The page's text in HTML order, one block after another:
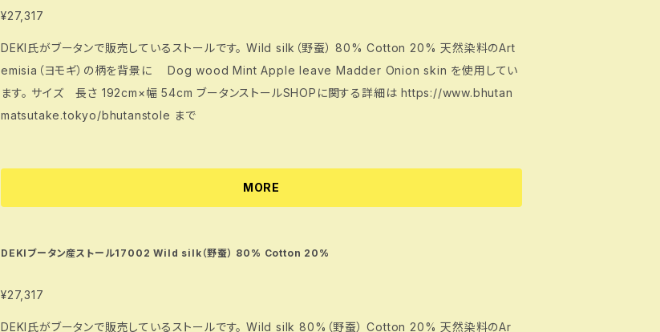
¥27,317
DEKI氏がブータンで販売しているストールです。 Wild silk（野蚕） 80% Cotton 20% 天然染料のArt
emisia（ヨモギ）の柄を背景に Dog wood Mint Apple leave Madder Onion skin を使用してい
ます。 サイズ 長さ 192cm×幅 54cm ブータンストールSHOPに関する詳細は https://www.bhutan
matsutake.tokyo/bhutanstole まで
MORE
DEKIブータン産ストール17002 Wild silk（野蚕） 80% Cotton 20%
¥27,317
DEKI氏がブータンで販売しているストールです。 Wild silk 80%（野蚕） Cotton 20% 天然染料のAr